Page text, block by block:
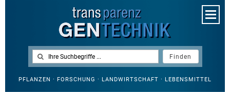
PFLANZEN · FORSCHUNG · LANDWIRTSCHAFT · LEBENSMITTEL